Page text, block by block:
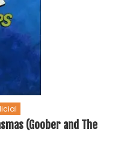
(Goober and The